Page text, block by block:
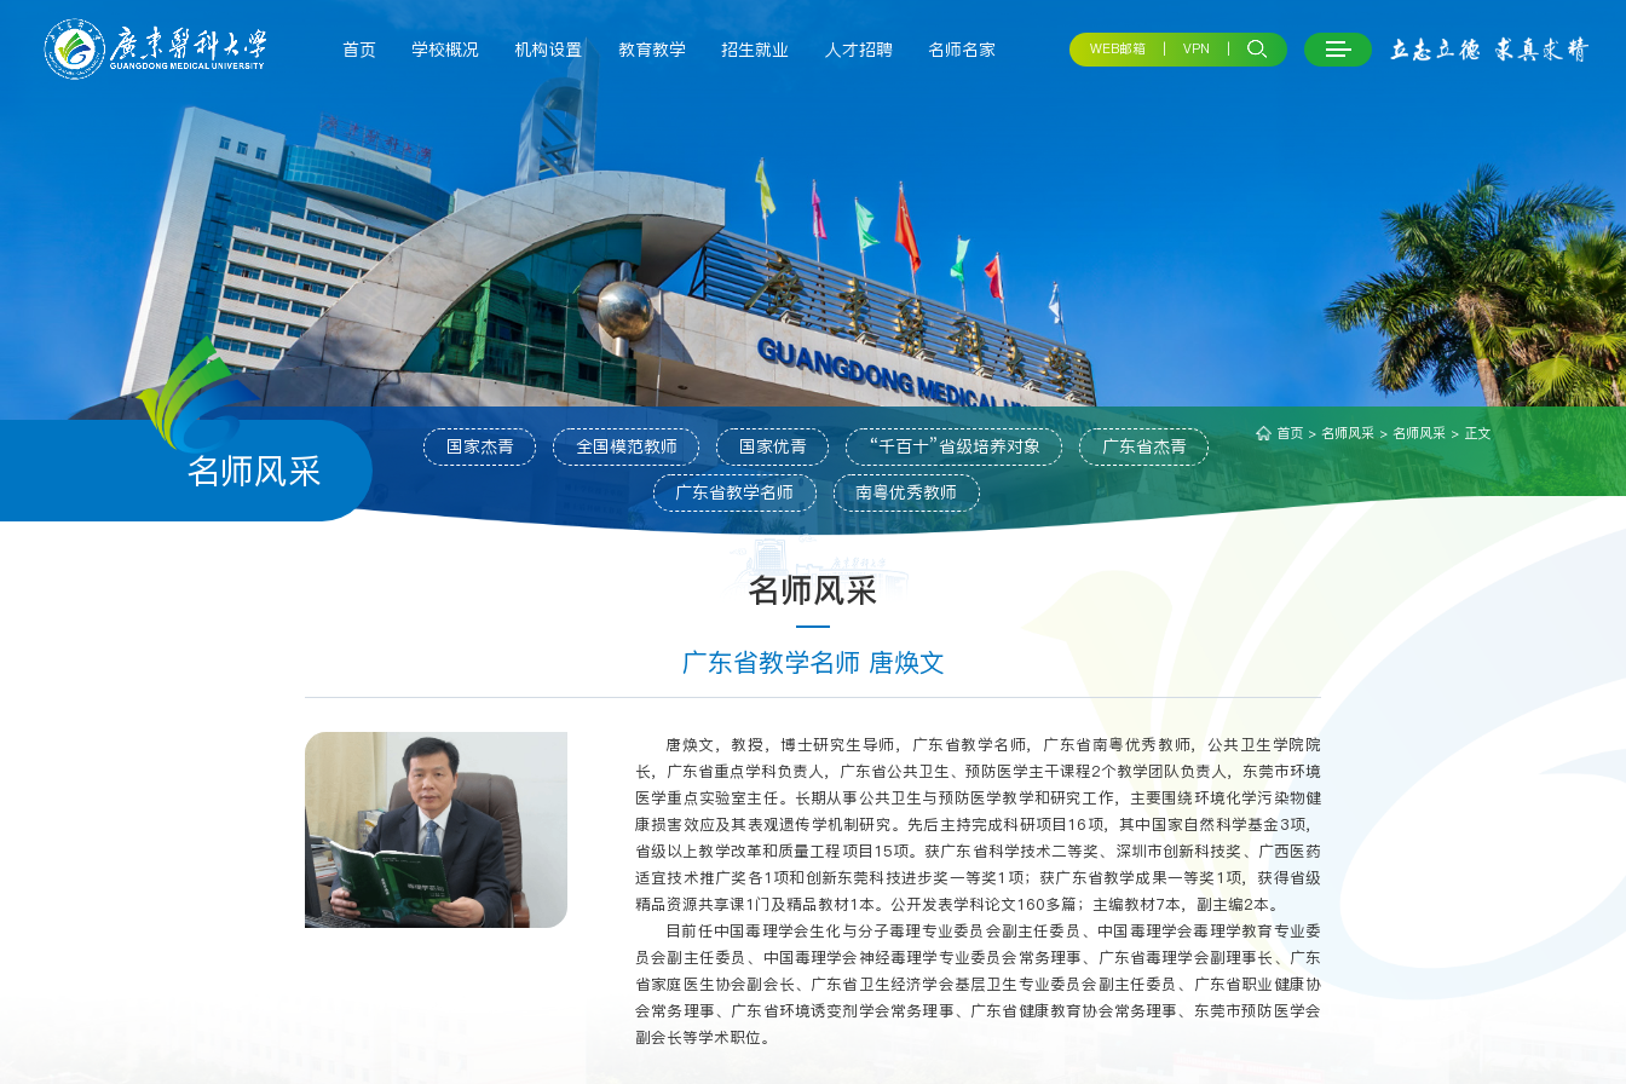
首页 学校概况 机构设置 教育教学 招生就业 人才招聘 名师名家 WEB邮箱 VPN
名师风采
首页 > 名师风采 > 名师风采 > 正文
国家杰青 全国模范教师 国家优青 “千百十”省级培养对象
广东省杰青
广东省教学名师
南粤优秀教师
名师风采
广东省教学名师 唐焕文
唐焕文，教授，博士研究生导师，广东省教学名师，广东省南粤优秀教师，公共卫生学院院
长，广东省重点学科负责人，广东省公共卫生、预防医学主干课程2个教学团队负责人，东莞市环境
医学重点实验室主任。长期从事公共卫生与预防医学教学和研究工作，主要围绕环境化学污染物健
康损害效应及其表观遗传学机制研究。先后主持完成科研项目16项，其中国家自然科学基金3项，
省级以上教学改革和质量工程项目15项。获广东省科学技术二等奖、深圳市创新科技奖、广西医药
适宜技术推广奖各1项和创新东莞科技进步奖一等奖1项；获广东省教学成果一等奖1项，获得省级
精品资源共享课1门及精品教材1本。公开发表学科论文160多篇；主编教材7本，副主编2本。
目前任中国毒理学会生化与分子毒理专业委员会副主任委员、中国毒理学会毒理学教育专业委
员会副主任委员、中国毒理学会神经毒理学专业委员会常务理事、广东省毒理学会副理事长、广东
省家庭医生协会副会长、广东省卫生经济学会基层卫生专业委员会副主任委员、广东省职业健康协
会常务理事、广东省环境诱变剂学会常务理事、广东省健康教育协会常务理事、东莞市预防医学会
副会长等学术职位。